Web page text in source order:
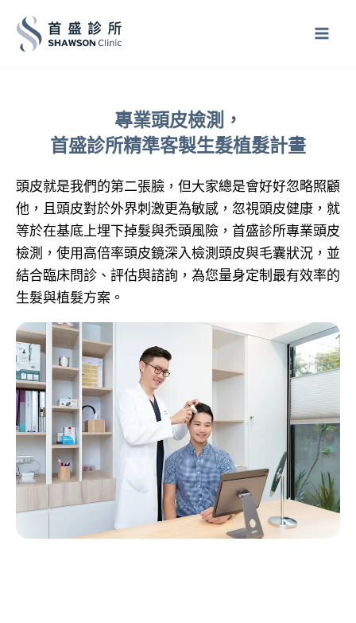
專業頭皮檢測，
首盛診所精準客製生髮植髮計畫
頭皮就是我們的第二張臉，但大家總是會好好忽略照顧
他，且頭皮對於外界刺激更為敏感，忽視頭皮健康，就
等於在基底上埋下掉髮與禿頭風險，首盛診所專業頭皮
檢測，使用高倍率頭皮鏡深入檢測頭皮與毛囊狀況，並
結合臨床問診、評估與諮詢，為您量身定制最有效率的
生髮與植髮方案。